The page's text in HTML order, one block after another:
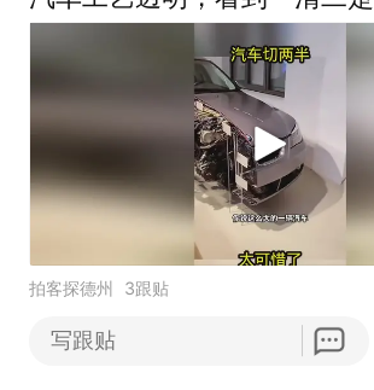
拍客探德州 3跟贴
25款奔驰GLC260原车只
写跟贴